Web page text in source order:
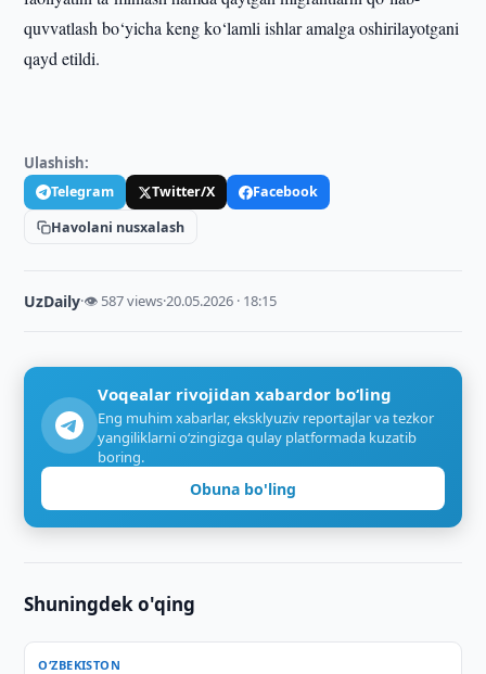
quvvatlash bo‘yicha keng ko‘lamli ishlar amalga oshirilayotgani
qayd etildi.
Ulashish:
Telegram Twitter/X
Facebook
Havolani nusxalash
UzDaily·👁 587 views·20.05.2026 · 18:15
Voqealar rivojidan xabardor bo‘ling
Eng muhim xabarlar, eksklyuziv reportajlar va tezkor
yangiliklarni o‘zingizga qulay platformada kuzatib
boring.
Obuna bo'ling
Shuningdek o'qing
O‘ZBEKISTON